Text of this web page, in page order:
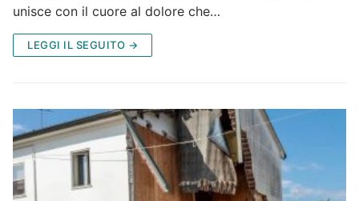
unisce con il cuore al dolore che…
LEGGI IL SEGUITO →